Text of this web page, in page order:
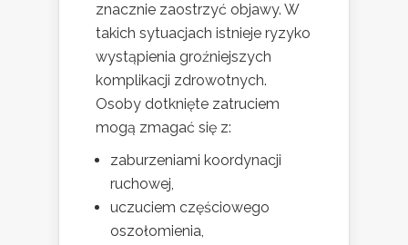
znacznie zaostrzyć objawy. W
takich sytuacjach istnieje ryzyko
wystąpienia groźniejszych
komplikacji zdrowotnych.
Osoby dotknięte zatruciem
mogą zmagać się z:
zaburzeniami koordynacji
ruchowej,
uczuciem częściowego
oszołomienia,